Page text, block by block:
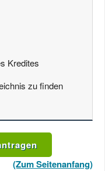
Kredites
zu finden
beantragen
(Zum Seitenanfang)